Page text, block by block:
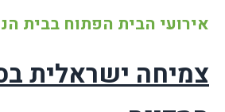
אירועי הבית הפתוח בבית
צמיחה ישראלית